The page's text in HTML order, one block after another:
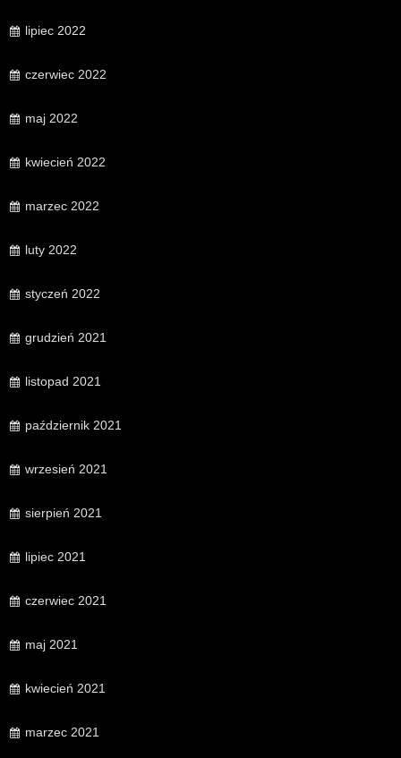
lipiec 2022
czerwiec 2022
maj 2022
kwiecień 2022
marzec 2022
luty 2022
styczeń 2022
grudzień 2021
listopad 2021
październik 2021
wrzesień 2021
sierpień 2021
lipiec 2021
czerwiec 2021
maj 2021
kwiecień 2021
marzec 2021